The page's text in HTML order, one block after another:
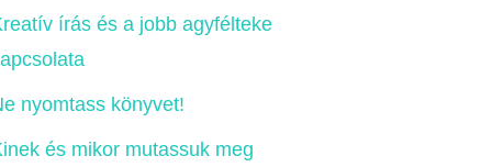
írás és a jobb agyfélteke
nyomtass könyvet!
és mikor mutassuk meg